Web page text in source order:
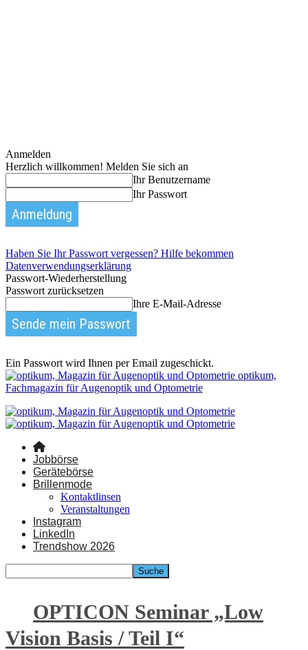
Anmelden
Herzlich willkommen! Melden Sie sich an
Ihr Benutzername
Ihr Passwort
Haben Sie Ihr Passwort vergessen? Hilfe bekommen
Datenverwendungserklärung
Passwort-Wiederherstellung
Passwort zurücksetzen
Ihre E-Mail-Adresse
Ein Passwort wird Ihnen per Email zugeschickt.
optikum,
Fachmagazin für Augenoptik und Optometrie
Jobbörse
Gerätebörse
Brillenmode
Kontaktlinsen
Veranstaltungen
Instagram
LinkedIn
Trendshow 2026
OPTICON Seminar „Low
Vision Basis / Teil I“